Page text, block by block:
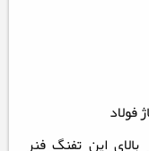
فولاد
این تفنگ فنر